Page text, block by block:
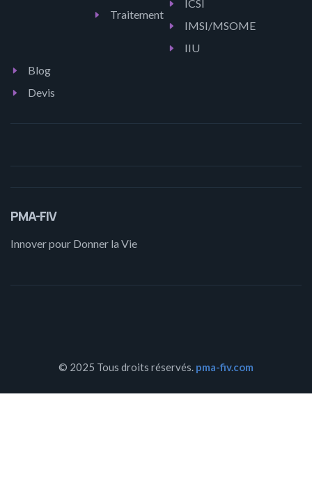
Traitement
ICSI
IMSI/MSOME
IIU
Blog
Devis
PMA-FIV
Innover pour Donner la Vie
© 2025 Tous droits réservés. pma-fiv.com